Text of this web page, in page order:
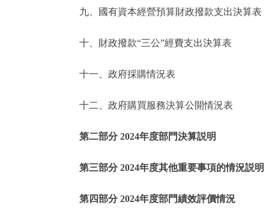
參與調查
走進北京
北京概況
綠色北京
ENGLISH
九、國有資本經營預算財政撥款支出決算表
十、財政撥款“三公”經費支出決算表
十一、政府採購情況表
十二、政府購買服務決算公開情況表
第二部分 2024年度部門決算説明
第三部分 2024年度其他重要事項的情況説明
第四部分 2024年度部門績效評價情況